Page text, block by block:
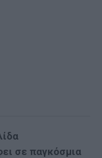
σε παγκόσμια